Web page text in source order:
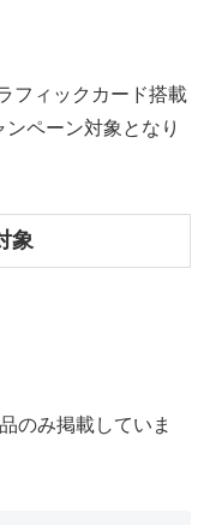
フィックカード搭載
ペーン対象となり
象
のみ掲載していま